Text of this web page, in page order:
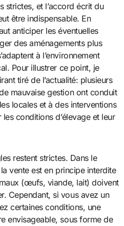
strictes, et l’accord écrit du
être indispensable. En
anticiper les éventuelles
des aménagements plus
à l’environnement
Pour illustrer ce point, je
tiré de l’actualité: plusieurs
mauvaise gestion ont conduit
locales et à des interventions
conditions d’élevage et leur
restent strictes. Dans le
vente est en principe interdite
(œufs, viande, lait) doivent
Cependant, si vous avez un
certaines conditions, une
envisageable, sous forme de